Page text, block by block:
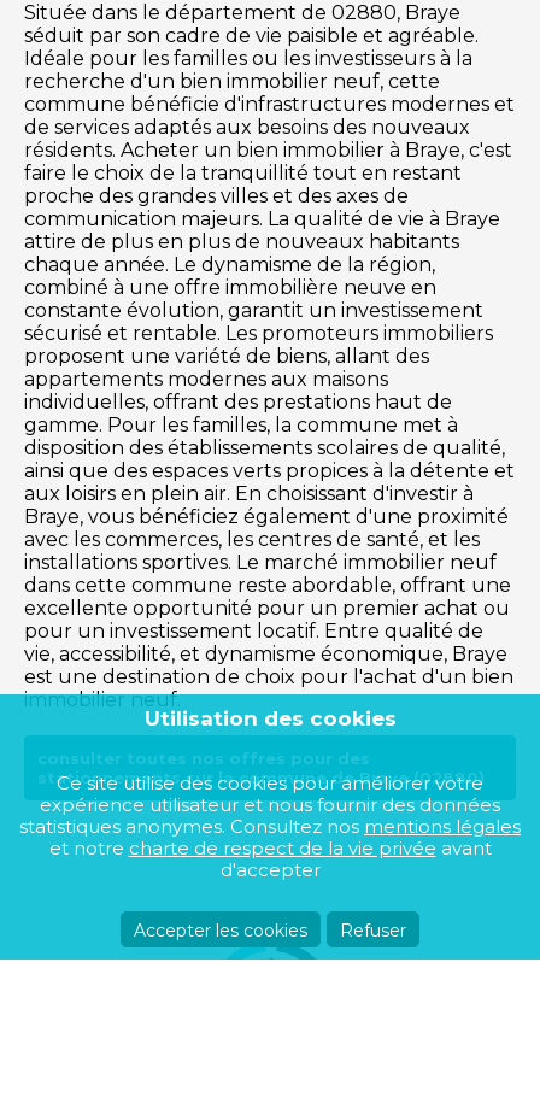
Située dans le département de 02880, Braye
séduit par son cadre de vie paisible et agréable.
Idéale pour les familles ou les investisseurs à la
recherche d'un bien immobilier neuf, cette
commune bénéficie d'infrastructures modernes et
de services adaptés aux besoins des nouveaux
résidents. Acheter un bien immobilier à Braye, c'est
faire le choix de la tranquillité tout en restant
proche des grandes villes et des axes de
communication majeurs. La qualité de vie à Braye
attire de plus en plus de nouveaux habitants
chaque année. Le dynamisme de la région,
combiné à une offre immobilière neuve en
constante évolution, garantit un investissement
sécurisé et rentable. Les promoteurs immobiliers
proposent une variété de biens, allant des
appartements modernes aux maisons
individuelles, offrant des prestations haut de
gamme. Pour les familles, la commune met à
disposition des établissements scolaires de qualité,
ainsi que des espaces verts propices à la détente et
aux loisirs en plein air. En choisissant d'investir à
Braye, vous bénéficiez également d'une proximité
avec les commerces, les centres de santé, et les
installations sportives. Le marché immobilier neuf
dans cette commune reste abordable, offrant une
excellente opportunité pour un premier achat ou
pour un investissement locatif. Entre qualité de
vie, accessibilité, et dynamisme économique, Braye
est une destination de choix pour l'achat d'un bien
immobilier neuf.
consulter toutes nos offres pour des
stationnements sur la commune de Braye (02880)
Utilisation des cookies
Ce site utilise des cookies pour améliorer votre
expérience utilisateur et nous fournir des données
statistiques anonymes. Consultez nos mentions légales
et notre charte de respect de la vie privée avant
d'accepter
Accepter les cookies Refuser